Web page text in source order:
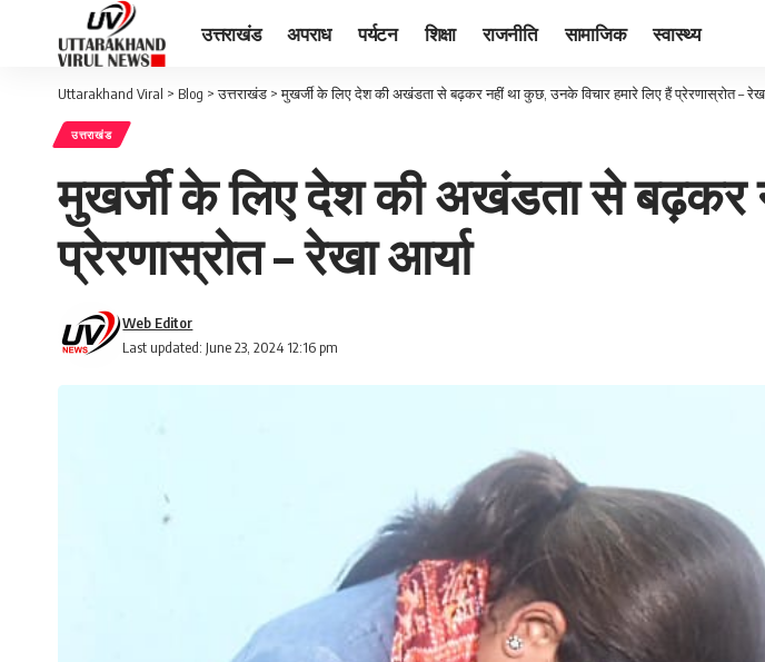
उत्तराखंड अपराध पर्यटन शिक्षा राजनीति सामाजिक स्वास्थ्य
Uttarakhand Viral > Blog >उत्तराखंड >मुखर्जी के लिए देश की अखंडता से बढ़कर नहीं था कुछ, उनके विचार हमारे लिए हैं प्रेरणास्रोत –
उत्तराखंड
मुखर्जी के लिए देश की अखंडता से बढ़कर
प्रेरणास्रोत – रेखा आर्या
Last updated: June 23, 2024 12:16 pm
Web Editor